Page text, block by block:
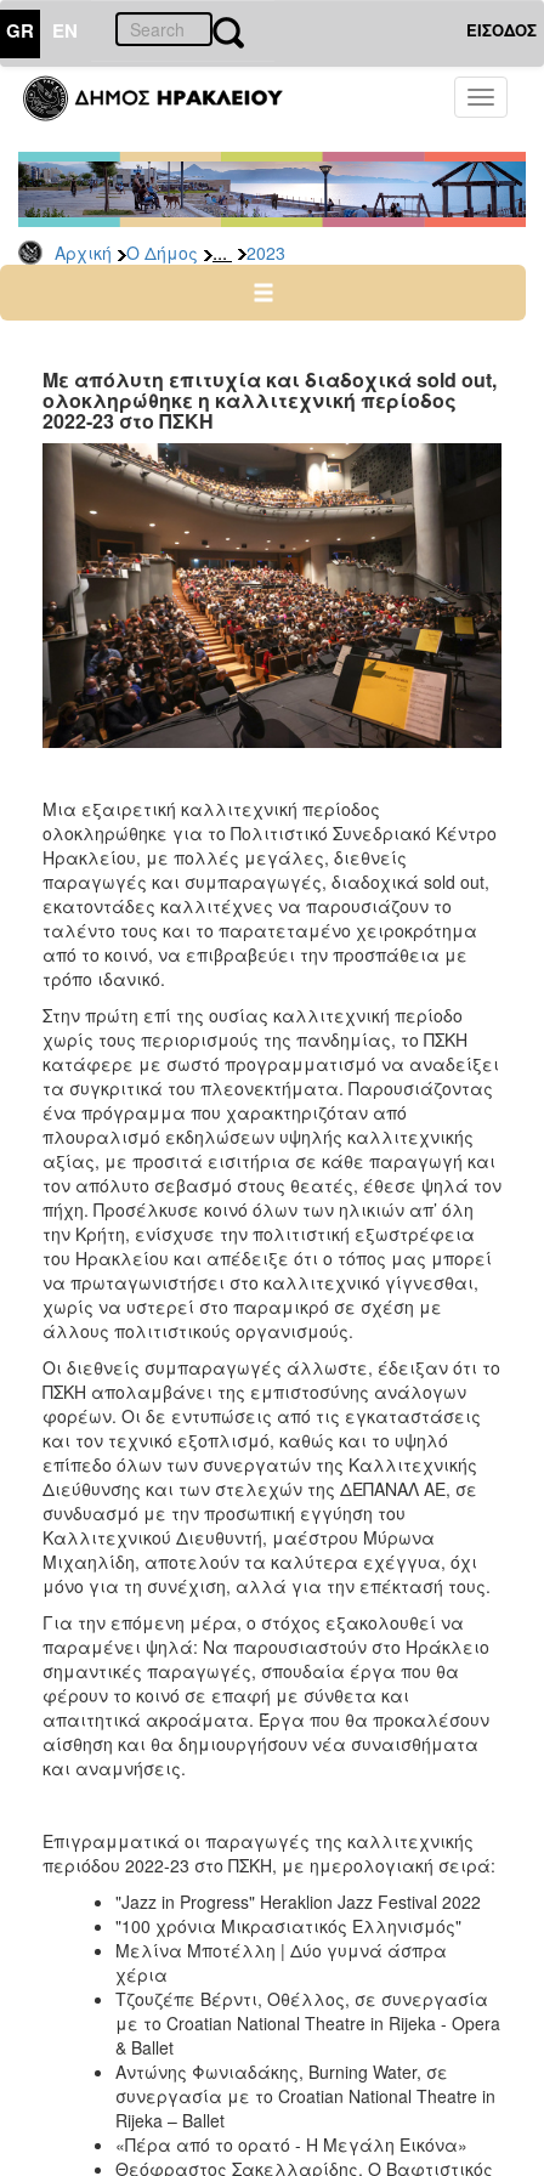
GR EN ΕΙΣΟΔΟΣ
Toggle
Αρχική Ο Δήμος ... 2023
ΔΗΜΟΣ
Δελτία
Τύπου
Αρχείο
2026
2024
2022
2021
2020
2019
2018
2017
2016
2015
2013
2012
2010
2006
ΤΟΠΟΣ
ΠΟΛΙΤΙΣΜΟΣ
ΑΝΘΕΚΤΙΚΗ
ΠΟΛΗ
Με απόλυτη επιτυχία και διαδοχικά sold out,
ολοκληρώθηκε η καλλιτεχνική περίοδος
2022-23 στο ΠΣΚΗ
Μια εξαιρετική καλλιτεχνική περίοδος
ολοκληρώθηκε για το Πολιτιστικό Συνεδριακό Κέντρο
Ηρακλείου, με πολλές μεγάλες, διεθνείς
παραγωγές και συμπαραγωγές, διαδοχικά sold out,
εκατοντάδες καλλιτέχνες να παρουσιάζουν το
ταλέντο τους και το παρατεταμένο χειροκρότημα
από το κοινό, να επιβραβεύει την προσπάθεια με
τρόπο ιδανικό.
Στην πρώτη επί της ουσίας καλλιτεχνική περίοδο
χωρίς τους περιορισμούς της πανδημίας, το ΠΣΚΗ
κατάφερε με σωστό προγραμματισμό να αναδείξει
τα συγκριτικά του πλεονεκτήματα. Παρουσιάζοντας
ένα πρόγραμμα που χαρακτηριζόταν από
πλουραλισμό εκδηλώσεων υψηλής καλλιτεχνικής
αξίας, με προσιτά εισιτήρια σε κάθε παραγωγή και
τον απόλυτο σεβασμό στους θεατές, έθεσε ψηλά τον
πήχη. Προσέλκυσε κοινό όλων των ηλικιών απ’ όλη
την Κρήτη, ενίσχυσε την πολιτιστική εξωστρέφεια
του Ηρακλείου και απέδειξε ότι ο τόπος μας μπορεί
να πρωταγωνιστήσει στο καλλιτεχνικό γίγνεσθαι,
χωρίς να υστερεί στο παραμικρό σε σχέση με
άλλους πολιτιστικούς οργανισμούς.
Οι διεθνείς συμπαραγωγές άλλωστε, έδειξαν ότι το
ΠΣΚΗ απολαμβάνει της εμπιστοσύνης ανάλογων
φορέων. Οι δε εντυπώσεις από τις εγκαταστάσεις
και τον τεχνικό εξοπλισμό, καθώς και το υψηλό
επίπεδο όλων των συνεργατών της Καλλιτεχνικής
Διεύθυνσης και των στελεχών της ΔΕΠΑΝΑΛ ΑΕ, σε
συνδυασμό με την προσωπική εγγύηση του
Καλλιτεχνικού Διευθυντή, μαέστρου Μύρωνα
Μιχαηλίδη, αποτελούν τα καλύτερα εχέγγυα, όχι
μόνο για τη συνέχιση, αλλά για την επέκτασή τους.
Για την επόμενη μέρα, ο στόχος εξακολουθεί να
παραμένει ψηλά: Να παρουσιαστούν στο Ηράκλειο
σημαντικές παραγωγές, σπουδαία έργα που θα
φέρουν το κοινό σε επαφή με σύνθετα και
απαιτητικά ακροάματα. Έργα που θα προκαλέσουν
αίσθηση και θα δημιουργήσουν νέα συναισθήματα
και αναμνήσεις.
Επιγραμματικά οι παραγωγές της καλλιτεχνικής
περιόδου 2022-23 στο ΠΣΚΗ, με ημερολογιακή σειρά:
"Jazz in Progress" Heraklion Jazz Festival 2022
"100 χρόνια Μικρασιατικός Ελληνισμός"
Μελίνα Μποτέλλη | Δύο γυμνά άσπρα
χέρια
Τζουζέπε Βέρντι, Οθέλλος, σε συνεργασία
με το Croatian National Theatre in Rijeka - Opera
& Ballet
Αντώνης Φωνιαδάκης, Burning Water, σε
συνεργασία με το Croatian National Theatre in
Rijeka – Ballet
«Πέρα από το ορατό - Η Μεγάλη Εικόνα»
Θεόφραστος Σακελλαρίδης, Ο Βαφτιστικός